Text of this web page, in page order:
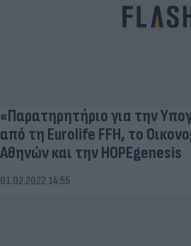
«Παρατηρητήριο για την
από τη Eurolife FFH, το
Αθηνών και την HOPEgenesis
01.02.2022 14:55